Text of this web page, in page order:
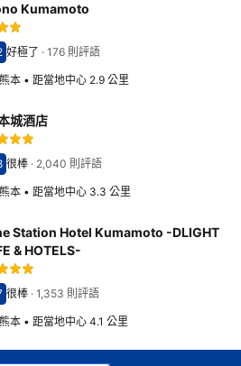
Kumamoto
9.2分
好極了 · 176 則評語
熊本 • 距當地中心 2.9 公里
城酒店
8.8分
很棒· 2,040 則評語
熊本 • 距當地中心 3.3 公里
Station Hotel Kumamoto -DLIGHT
& HOTELS-
8.7分
很棒· 1,353 則評語
熊本 • 距當地中心 4.1 公里